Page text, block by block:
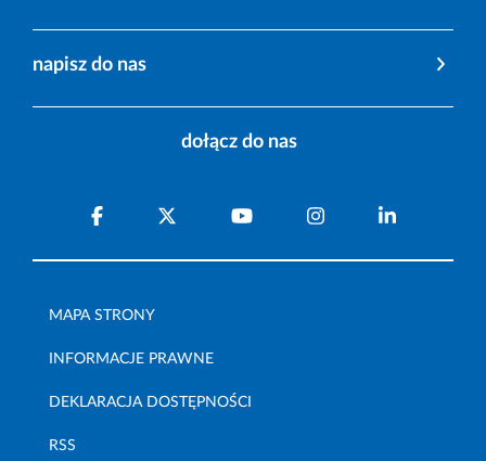
napisz do nas
dołącz do nas
MAPA STRONY
INFORMACJE PRAWNE
DEKLARACJA DOSTĘPNOŚCI
RSS